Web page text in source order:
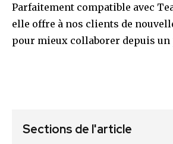
Parfaitement compatible avec
elle offre à nos clients de
pour mieux collaborer depuis
Sections de l'article